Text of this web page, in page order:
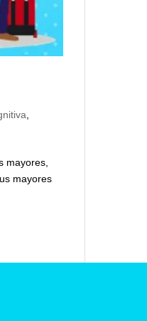
mayores,
mayores